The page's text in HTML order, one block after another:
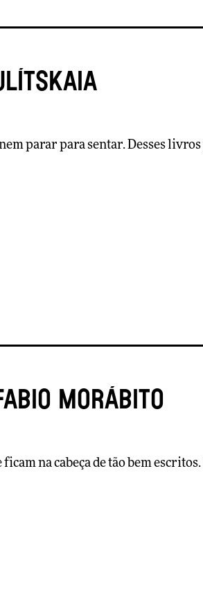
parar para sentar. Desses
Morábito
na cabeça de tão bem